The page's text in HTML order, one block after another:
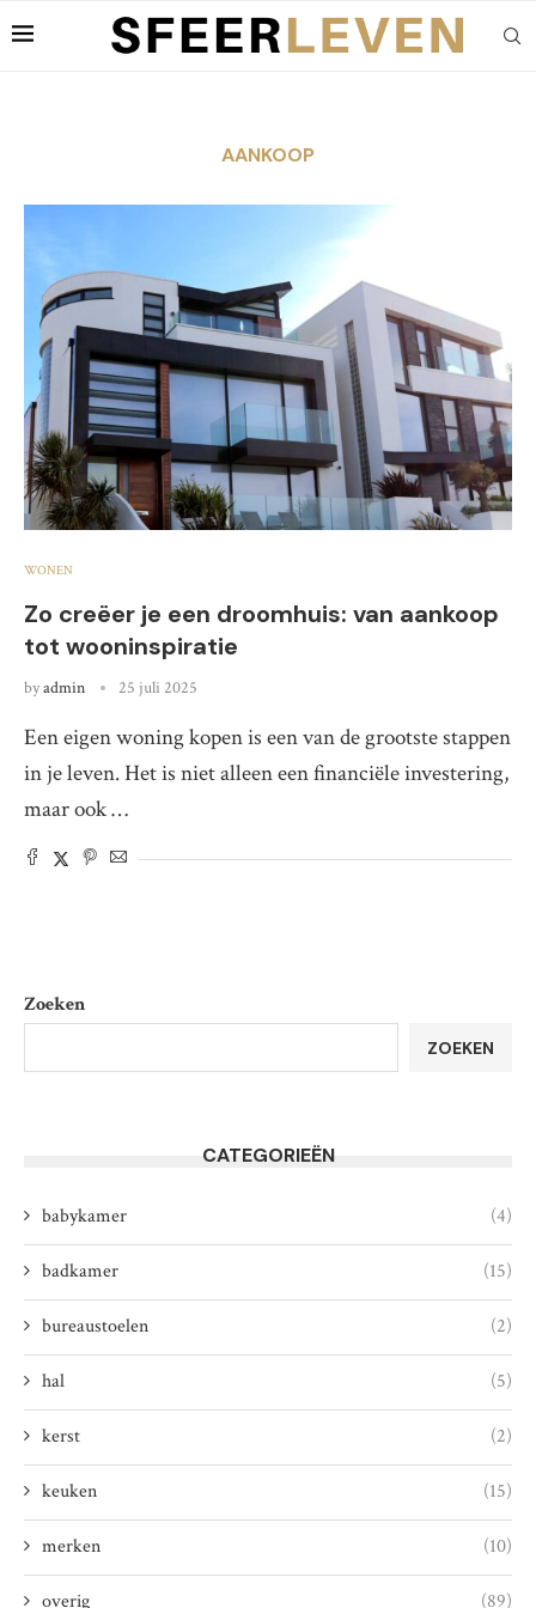
AANKOOP
WONEN
Zo creëer je een droomhuis: van aankoop
tot wooninspiratie
byadmin 25 juli 2025
Een eigen woning kopen is een van de grootste stappen
in je leven. Het is niet alleen een financiële investering,
maar ook …
Zoeken
ZOEKEN
CATEGORIEËN
babykamer (4)
badkamer (15)
bureaustoelen (2)
hal (5)
kerst (2)
keuken (15)
merken (10)
overig (89)